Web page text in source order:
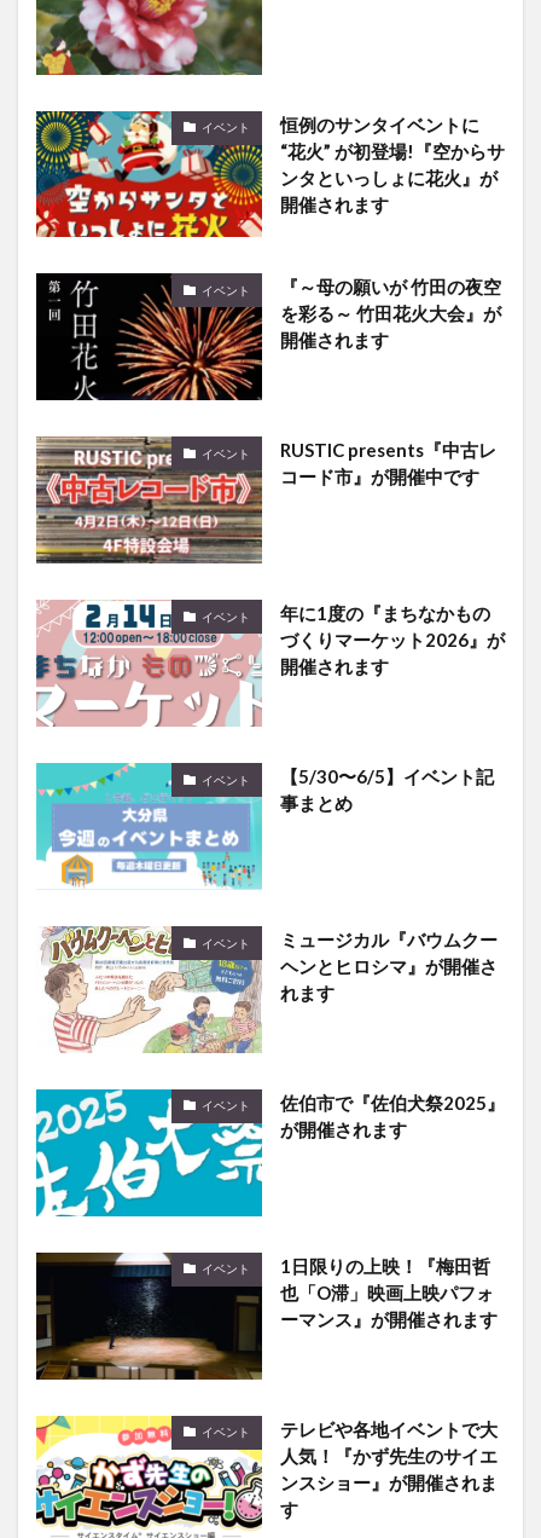
イベント
恒例のサンタイベントに
“花火” が初登場!『空からサ
ンタといっしょに花火』が
開催されます
イベント
『～母の願いが 竹田の夜空
を彩る～ 竹田花火大会』が
開催されます
イベント
RUSTIC presents『中古レ
コード市』が開催中です
イベント
年に1度の『まちなかもの
づくりマーケット2026』が
開催されます
イベント
【5/30〜6/5】イベント記
事まとめ
イベント
ミュージカル『バウムクー
ヘンとヒロシマ』が開催さ
れます
イベント
佐伯市で『佐伯犬祭2025』
が開催されます
イベント
1日限りの上映！『梅田哲
也「O滞」映画上映パフォ
ーマンス』が開催されます
イベント
テレビや各地イベントで大
人気！『かず先生のサイエ
ンスショー』が開催されま
す